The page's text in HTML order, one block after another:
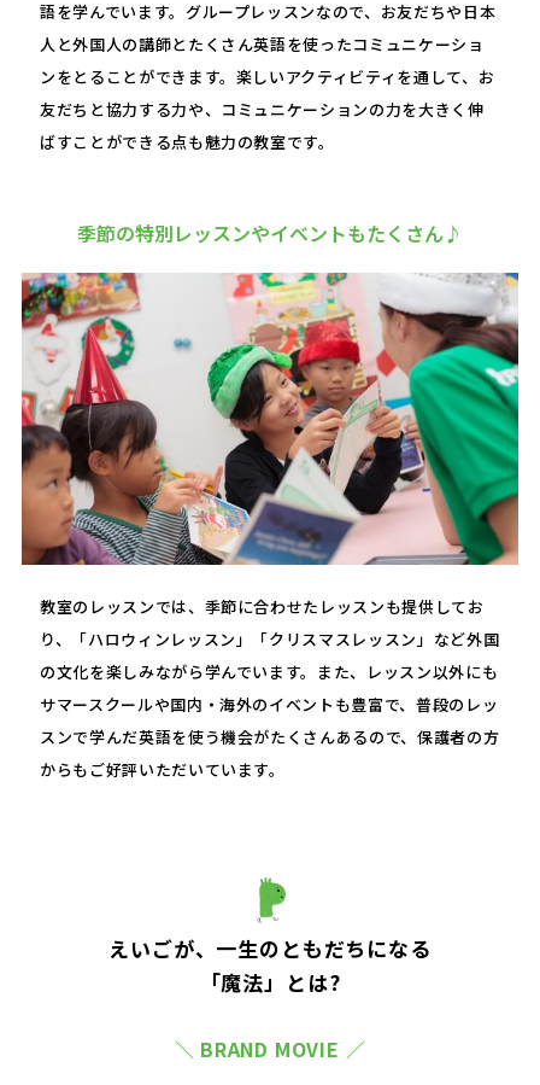
語を学んでいます。グループレッスンなので、お友だちや日本
人と外国人の講師とたくさん英語を使ったコミュニケーショ
ンをとることができます。楽しいアクティビティを通して、お
友だちと協力する力や、コミュニケーションの力を大きく伸
ばすことができる点も魅力の教室です。
季節の特別レッスンやイベントもたくさん♪
教室のレッスンでは、季節に合わせたレッスンも提供してお
り、「ハロウィンレッスン」「クリスマスレッスン」など外国
の文化を楽しみながら学んでいます。また、レッスン以外にも
サマースクールや国内・海外のイベントも豊富で、普段のレッ
スンで学んだ英語を使う機会がたくさんあるので、保護者の方
からもご好評いただいています。
えいごが、一生のともだちになる
「魔法」とは?
＼ BRAND MOVIE ／